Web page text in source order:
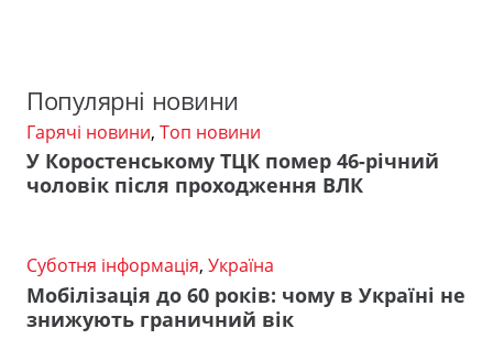
Популярні новини
Гарячі новини, Топ новини
У Коростенському ТЦК помер 46-річний
чоловік після проходження ВЛК
Суботня інформація, Україна
Мобілізація до 60 років: чому в Україні не
знижують граничний вік